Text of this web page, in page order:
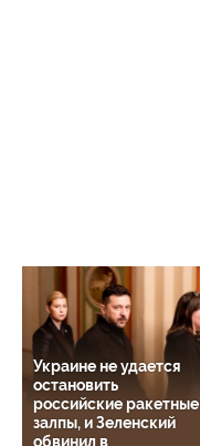
Украине не удается
остановить
российские ракетные
залпы, и Зеленский
обвинил в